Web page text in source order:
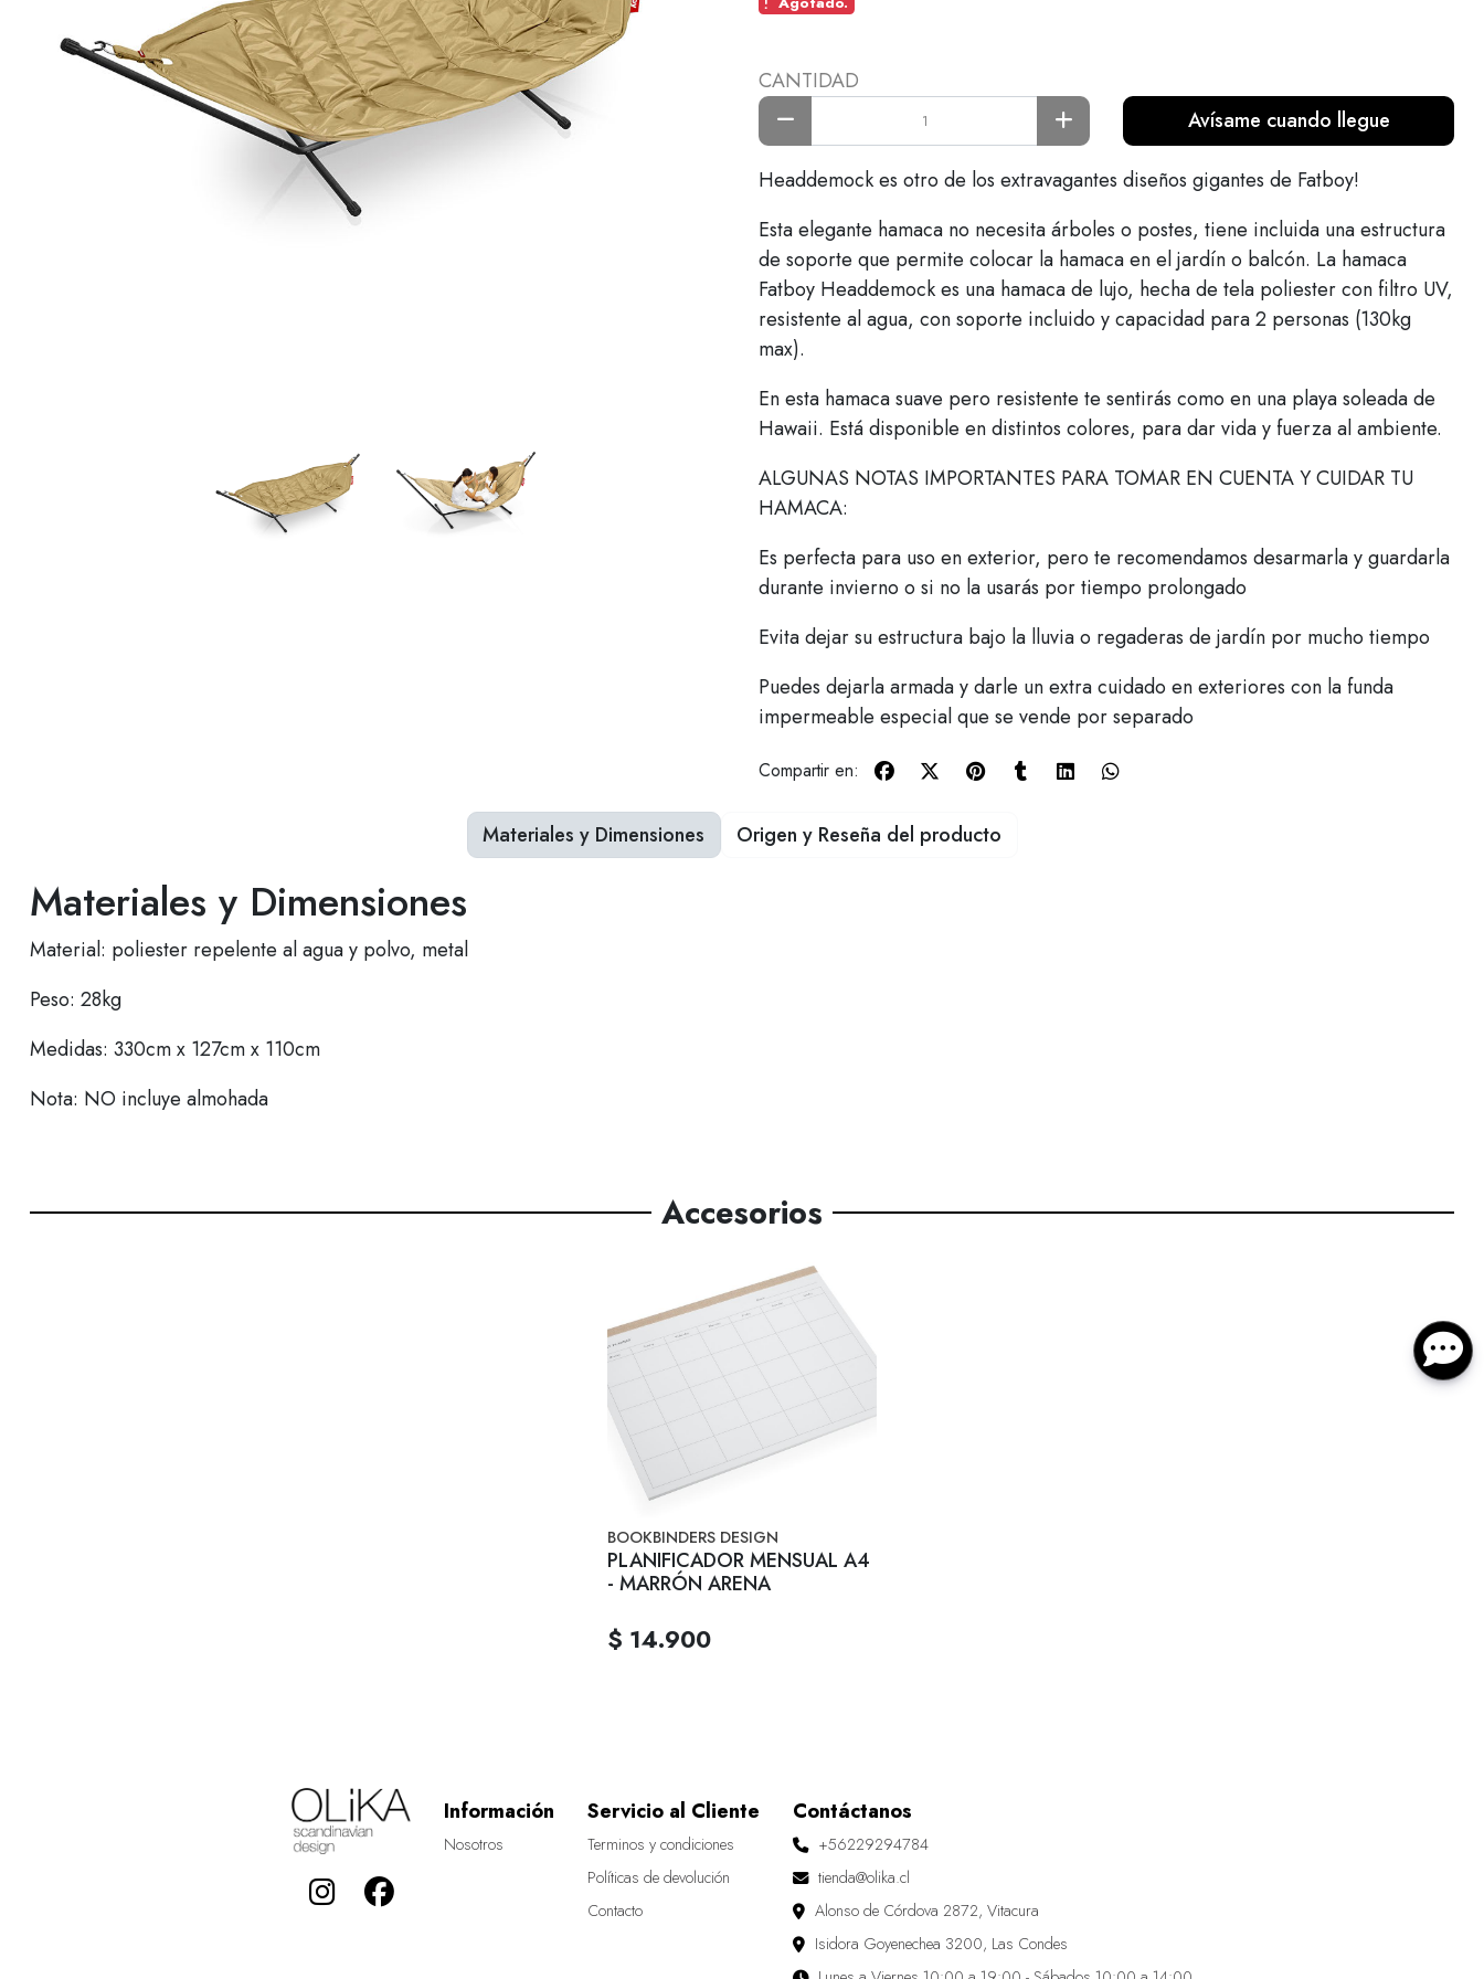
CANTIDAD
Avísame cuando llegue
Headdemock es otro de los extravagantes diseños gigantes de Fatboy!
Esta elegante hamaca no necesita árboles o postes, tiene incluida una estructura
de soporte que permite colocar la hamaca en el jardín o balcón. La hamaca
Fatboy Headdemock es una hamaca de lujo, hecha de tela poliester con filtro UV,
resistente al agua, con soporte incluido y capacidad para 2 personas (130kg
max).
En esta hamaca suave pero resistente te sentirás como en una playa soleada de
Hawaii. Está disponible en distintos colores, para dar vida y fuerza al ambiente.
ALGUNAS NOTAS IMPORTANTES PARA TOMAR EN CUENTA Y CUIDAR TU
HAMACA:
Es perfecta para uso en exterior, pero te recomendamos desarmarla y guardarla
durante invierno o si no la usarás por tiempo prolongado
Evita dejar su estructura bajo la lluvia o regaderas de jardín por mucho tiempo
Puedes dejarla armada y darle un extra cuidado en exteriores con la funda
impermeable especial que se vende por separado
Compartir en:
Materiales y Dimensiones
Material: poliester repelente al agua y polvo, metal
Peso: 28kg
Medidas: 330cm x 127cm x 110cm
Nota: NO incluye almohada
Materiales y Dimensiones Origen y Reseña del producto
Accesorios
BOOKBINDERS DESIGN
PLANIFICADOR MENSUAL A4
- MARRÓN ARENA
$ 14.900
Información
Nosotros
Servicio al Cliente
Terminos y condiciones
Políticas de devolución
Contacto
Contáctanos
+56229294784
tienda@olika.cl
Alonso de Córdova 2872, Vitacura
Isidora Goyenechea 3200, Las Condes